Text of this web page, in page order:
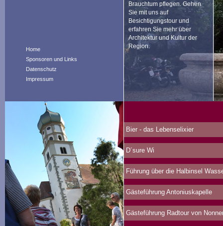
Home
Sponsoren und Links
Datenschutz
Impressum
Brauchtum pflegen. Gehen
Sie mit uns auf
Besichtigungstour und
erfahren Sie mehr über
Architektur und Kultur der
Region.
Bier - das Lebenselixier
D´sure Wi
Führung über die Halbinsel
Gästeführung Antoniuskapelle
Gästeführung Radtour von